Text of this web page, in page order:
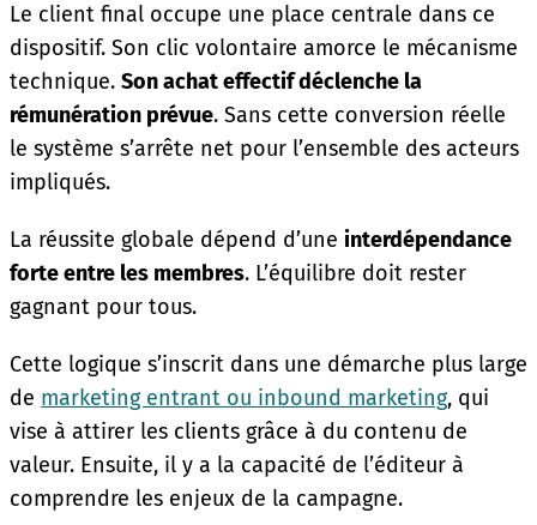
Le client final occupe une place centrale dans ce
dispositif. Son clic volontaire amorce le mécanisme
technique. Son achat effectif déclenche la
rémunération prévue. Sans cette conversion réelle
le système s’arrête net pour l’ensemble des acteurs
impliqués.
La réussite globale dépend d’une interdépendance
forte entre les membres. L’équilibre doit rester
gagnant pour tous.
Cette logique s’inscrit dans une démarche plus large
de marketing entrant ou inbound marketing, qui
vise à attirer les clients grâce à du contenu de
valeur. Ensuite, il y a la capacité de l’éditeur à
comprendre les enjeux de la campagne.